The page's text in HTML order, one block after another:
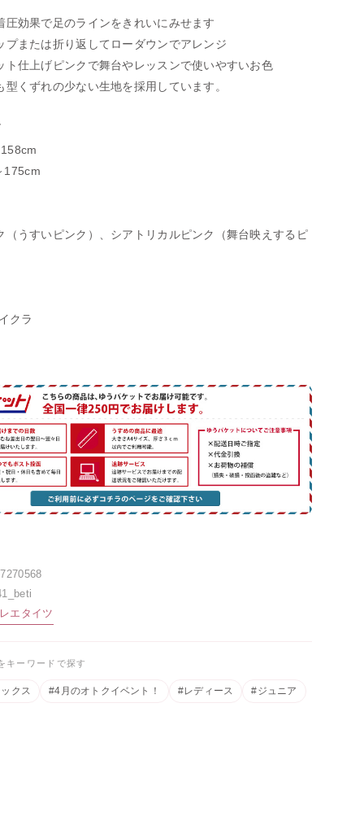
圧効果で足のラインをきれいにみせます
プまたは折り返してローダウンでアレンジ
ト仕上げピンクで舞台やレッスンで使いやすいお色
型くずれの少ない生地を採用しています。
175cm
（うすいピンク）、シアトリカルピンク（舞台映えするピ
クラ
エタイツ
キーワードで探す
クス #4月のオトクイベント！ #レディース #ジュニア